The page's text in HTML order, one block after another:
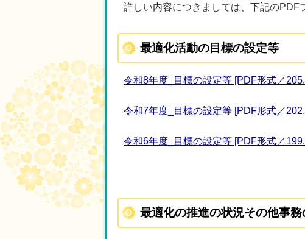
詳しい内容につきましては、下記のPDF
最適化活動の目標の設定等
令和8年度_目標の設定等 [PDF形式／
令和7年度_目標の設定等 [PDF形式／
令和6年度_目標の設定等 [PDF形式／
最適化の推進の状況その他事